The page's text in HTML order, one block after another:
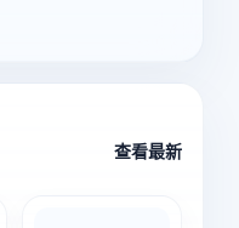
查看最新